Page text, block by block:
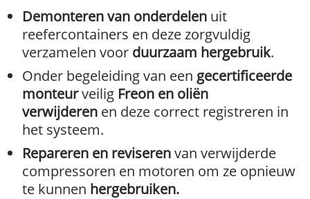
Demonteren van onderdelen uit
reefercontainers en deze zorgvuldig
verzamelen voor duurzaam hergebruik.
Onder begeleiding van een gecertificeerde
monteurveilig Freon en oliën
verwijderen en deze correct registreren in
het systeem.
Repareren en reviserenvan verwijderde
compressoren en motoren om ze opnieuw
te kunnen hergebruiken.